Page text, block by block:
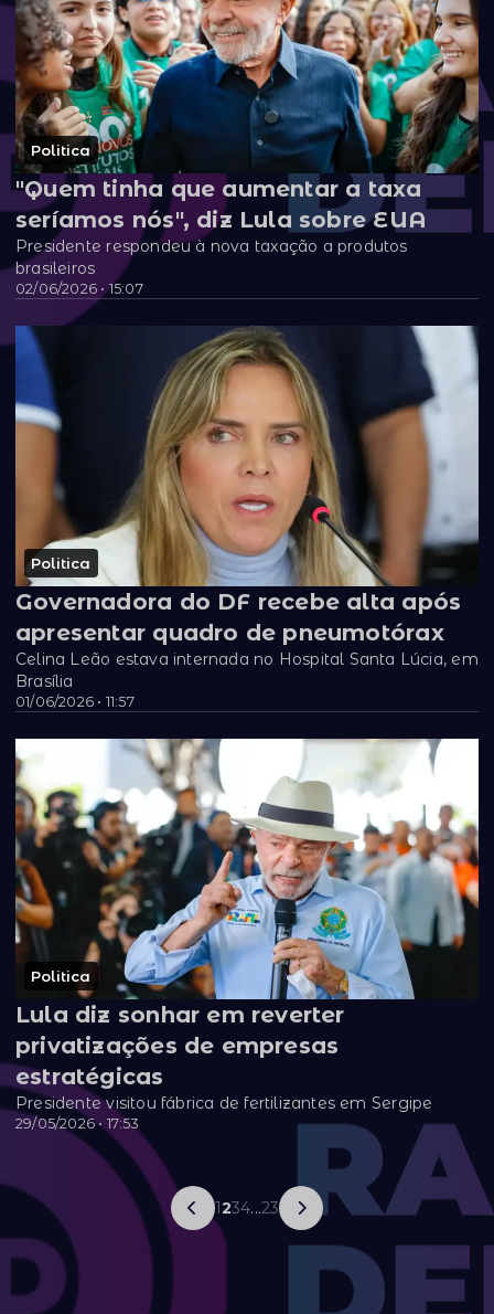
Politica
02/06/2026 • 15:07
"Quem tinha que aumentar a taxa
seríamos nós", diz Lula sobre EUA
Presidente respondeu à nova taxação a produtos
brasileiros
Politica
01/06/2026 • 11:57
Governadora do DF recebe alta após
apresentar quadro de pneumotórax
Celina Leão estava internada no Hospital Santa Lúcia, em
Brasília
Politica
29/05/2026 • 17:53
Lula diz sonhar em reverter
privatizações de empresas
estratégicas
Presidente visitou fábrica de fertilizantes em Sergipe
1234...23